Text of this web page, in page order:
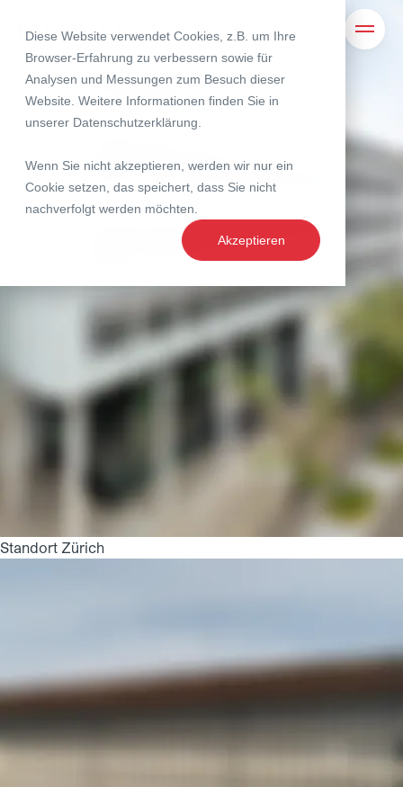
Diese Website verwendet Cookies, z.B. um Ihre
Browser-Erfahrung zu verbessern sowie für
Analysen und Messungen zum Besuch dieser
Website. Weitere Informationen finden Sie in
unserer Datenschutzerklärung
Wenn Sie nicht akzeptieren, werden wir nur ein
Cookie setzen, das speichert, dass Sie nicht
nachverfolgt werden möchten.
Akzeptieren
Suche
Standort Zürich